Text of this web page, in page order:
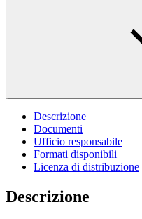
Descrizione
Documenti
Ufficio responsabile
Formati disponibili
Licenza di distribuzione
Descrizione